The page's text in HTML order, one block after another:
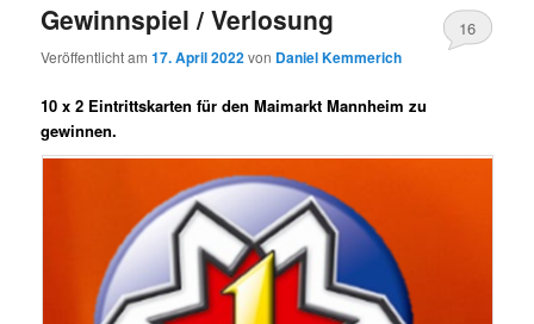
Gewinnspiel / Verlosung
Veröffentlicht am17. April 2022von Daniel Kemmerich
16
10 x 2 Eintrittskarten für den Maimarkt Mannheim zu
gewinnen.